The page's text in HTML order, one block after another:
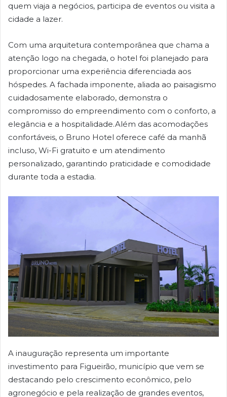
quem viaja a negócios, participa de eventos ou visita a
cidade a lazer.
Com uma arquitetura contemporânea que chama a
atenção logo na chegada, o hotel foi planejado para
proporcionar uma experiência diferenciada aos
hóspedes. A fachada imponente, aliada ao paisagismo
cuidadosamente elaborado, demonstra o
compromisso do empreendimento com o conforto, a
elegância e a hospitalidade.Além das acomodações
confortáveis, o Bruno Hotel oferece café da manhã
incluso, Wi-Fi gratuito e um atendimento
personalizado, garantindo praticidade e comodidade
durante toda a estadia.
A inauguração representa um importante
investimento para Figueirão, município que vem se
destacando pelo crescimento econômico, pelo
agronegócio e pela realização de grandes eventos,